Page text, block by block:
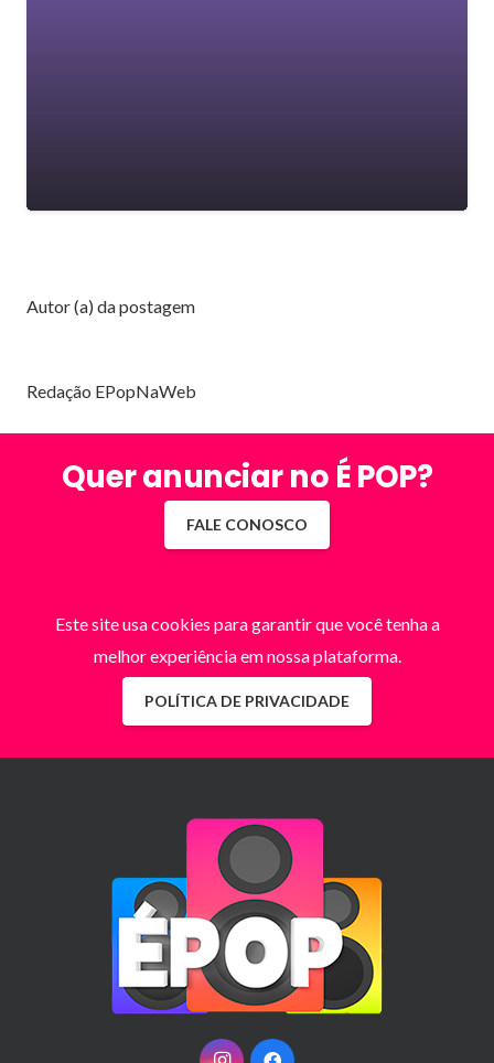
Autor (a) da postagem
Redação EPopNaWeb
Quer anunciar no É POP?
FALE CONOSCO
Este site usa cookies para garantir que você tenha a
melhor experiência em nossa plataforma.
POLÍTICA DE PRIVACIDADE